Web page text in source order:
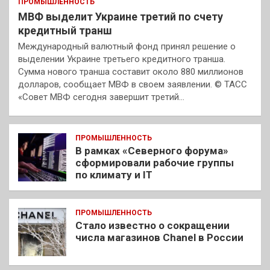
МВФ выделит Украине третий по счету
кредитный транш
Международный валютный фонд принял решение о
выделении Украине третьего кредитного транша.
Сумма нового транша составит около 880 миллионов
долларов, сообщает МВФ в своем заявлении. © ТАСС
«Совет МВФ сегодня завершит третий…
ПРОМЫШЛЕННОСТЬ
В рамках «Северного форума»
сформировали рабочие группы
по климату и IT
ПРОМЫШЛЕННОСТЬ
Стало известно о сокращении
числа магазинов Chanel в России